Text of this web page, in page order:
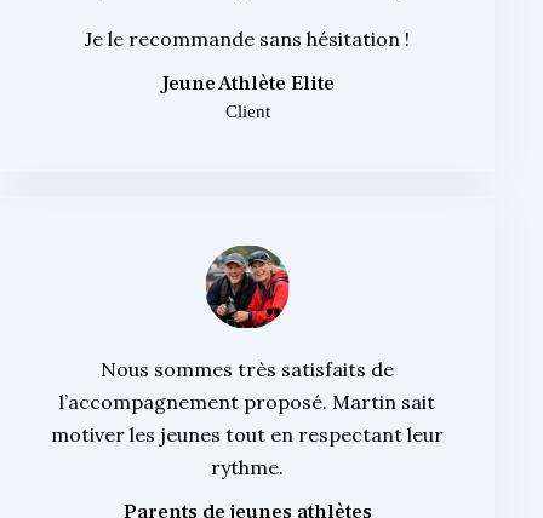
Je le recommande sans hésitation !
Jeune Athlète Elite
Client
Nous sommes très satisfaits de
l’accompagnement proposé. Martin sait
motiver les jeunes tout en respectant leur
rythme.
Parents de jeunes athlètes